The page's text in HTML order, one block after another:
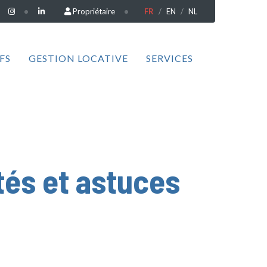
Propriétaire FR EN NL
GESTION LOCATIVE
SERVICES
et astuces